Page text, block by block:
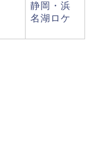
静岡・浜
名湖ロケ